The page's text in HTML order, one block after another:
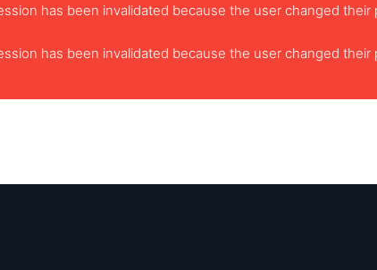
has been invalidated because the user changed
has been invalidated because the user changed